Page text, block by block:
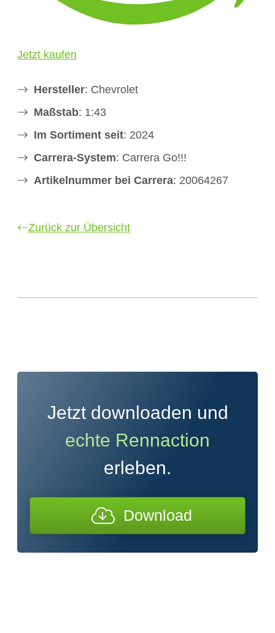
Jetzt kaufen
Hersteller: Chevrolet
Maßstab: 1:43
Im Sortiment seit: 2024
Carrera-System: Carrera Go!!!
Artikelnummer bei Carrera: 20064267
Zurück zur Übersicht
Jetzt downloaden und
echte Rennaction
erleben.
Download